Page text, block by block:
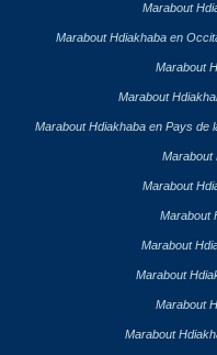
Marabout
Marabout Hdiakhaba en
Marabout
Marabout
Marabout Hdiakhaba en Pays de
Marabout
Marabout
Marabout
Marabout
Marabout
Marabout
Marabout